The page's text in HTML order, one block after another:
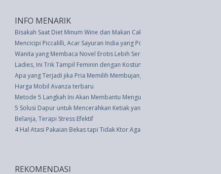
INFO MENARIK
Bisakah Saat Diet Minum Wine dan Makan Cake?
Mencicipi Piccalilli, Acar Sayuran India yang Populer di Inggris
Wanita yang Membaca Novel Erotis Lebih Sering Berhubungan Seks
Ladies, Ini Trik Tampil Feminin dengan Kostum Jersey
Apa yang Terjadi jika Pria Memilih Membujang Selamanya?
Harga Mobil Avanza terbaru
Metode 5 Langkah Ini Akan Membantu Mengubah Pola Emosional
5 Solusi Dapur untuk Mencerahkan Ketiak yang Gelap
Belanja, Terapi Stress Efektif
4 Hal Atasi Pakaian Bekas tapi Tidak Ktor Agar Ruangan Selalu Rapi
REKOMENDASI